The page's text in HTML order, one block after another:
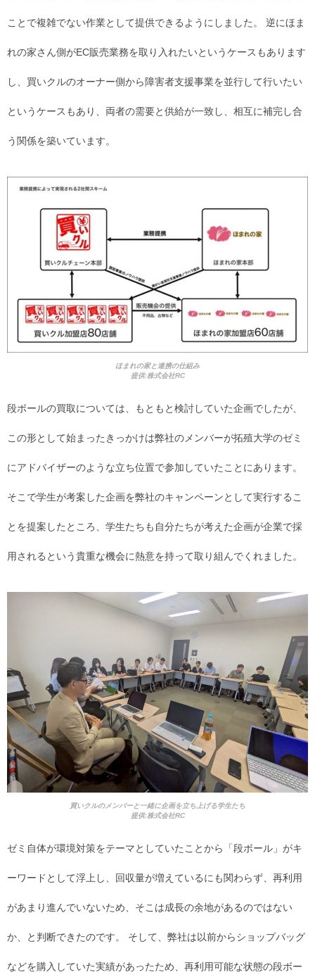
ことで複雑でない作業として提供できるようにしました。 逆にほま
れの家さん側がEC販売業務を取り入れたいというケースもあります
し、買いクルのオーナー側から障害者支援事業を並行して行いたい
というケースもあり、両者の需要と供給が一致し、相互に補完し合
う関係を築いています。
ほまれの家と連携の仕組み
提供:株式会社RC
段ボールの買取については、もともと検討していた企画でしたが、
この形として始まったきっかけは弊社のメンバーが拓殖大学のゼミ
にアドバイザーのような立ち位置で参加していたことにあります。
そこで学生が考案した企画を弊社のキャンペーンとして実行するこ
とを提案したところ、学生たちも自分たちが考えた企画が企業で採
用されるという貴重な機会に熱意を持って取り組んでくれました。
買いクルのメンバーと一緒に企画を立ち上げる学生たち
提供:株式会社RC
ゼミ自体が環境対策をテーマとしていたことから「段ボール」がキ
ーワードとして浮上し、回収量が増えているにも関わらず、再利用
があまり進んでいないため、そこは成長の余地があるのではない
か、と判断できたのです。 そして、弊社は以前からショップバッグ
などを購入していた実績があったため、再利用可能な状態の段ボー